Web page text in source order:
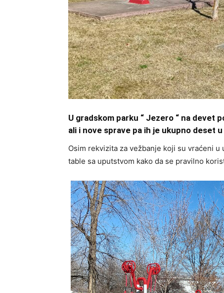
U gradskom parku “ Jezero “ na devet
ali i nove sprave pa ih je ukupno deset
Osim rekvizita za vežbanje koji su vraćeni
table sa uputstvom kako da se pravilno